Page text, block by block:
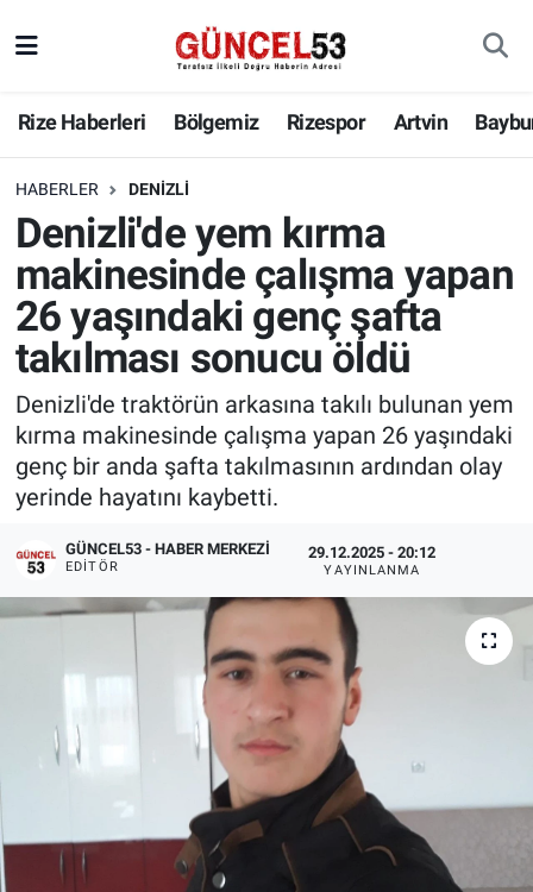
Rize Haberleri Bölgemiz Rizespor Artvin
HABERLER DENIZLI
Denizli'de yem kırma
makinesinde çalışma yapan
26 yaşındaki genç şafta
takılması sonucu öldü
Denizli'de traktörün arkasına takılı bulunan yem
kırma makinesinde çalışma yapan 26 yaşındaki
genç bir anda şafta takılmasının ardından olay
yerinde hayatını kaybetti.
GÜNCEL53 - HABER MERKEZI
EDITÖR
29.12.2025 - 20:12
YAYINLANMA